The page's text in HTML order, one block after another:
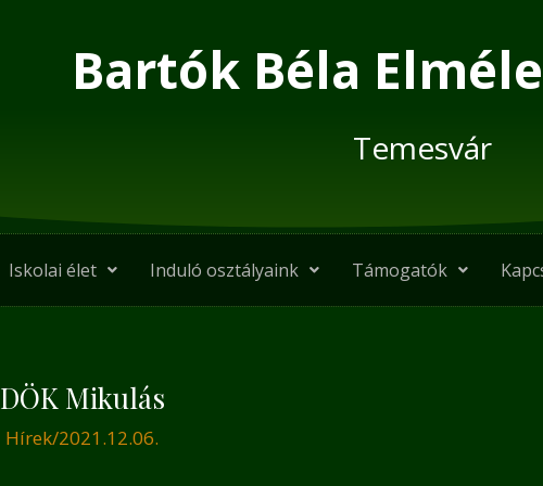
Bartók Béla
Temesvár
Iskolai élet Induló osztályaink Támogatók
DÖK Mikulás
Hírek/2021.12.06.